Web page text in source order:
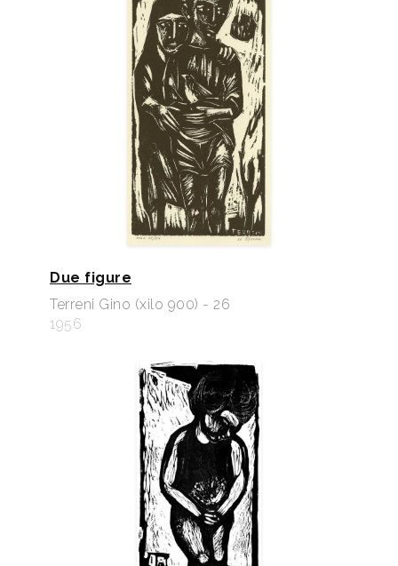
Due figure
Terreni Gino (xilo 900) - 26
1956